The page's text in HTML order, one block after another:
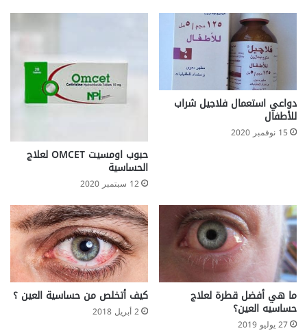
دواعي استعمال فلاجيل شراب
للأطفال
15 نوفمبر 2020
حبوب اومسيت OMCET لعلاج
الحساسية
12 سبتمبر 2020
ما هي أفضل قطرة لعلاج
حساسيه العين؟
27 يوليو 2019
كيف أتخلص من حساسية العين ؟
2 أبريل 2018